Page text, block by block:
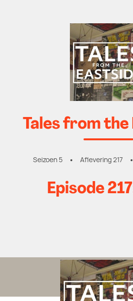
Tales from the
Seizoen 5 Aflevering 217
Episode